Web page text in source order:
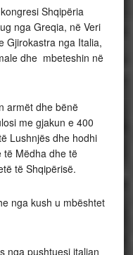
Shqipëria
nga Greqia, në Veri
Gjirokastra nga Italia,
dhe mbeteshin në
armët dhe bënë
me gjakun e 400
Lushnjës dhe hodhi
të Mëdha dhe të
të Shqipërisë.
nga kush u mbështet
nga pushtuesi italian